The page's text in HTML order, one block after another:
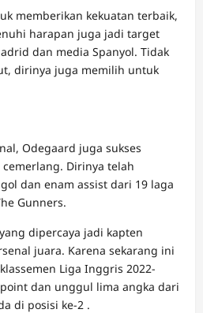
memberikan kekuatan terbaik,
harapan juga jadi target
dan media Spanyol. Tidak
dirinya juga memilih untuk
Odegaard juga sukses
Dirinya telah
dan enam assist dari 19 laga
Gunners.
dipercaya jadi kapten
juara. Karena sekarang ini
Liga Inggris 2022-
dan unggul lima angka dari
di posisi ke-2 .